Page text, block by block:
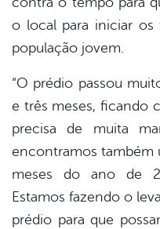
o local para iniciar os
população jovem.
“O prédio passou
e três meses, ficando
precisa de muita
encontramos também
meses do ano de
Estamos fazendo o
prédio para que